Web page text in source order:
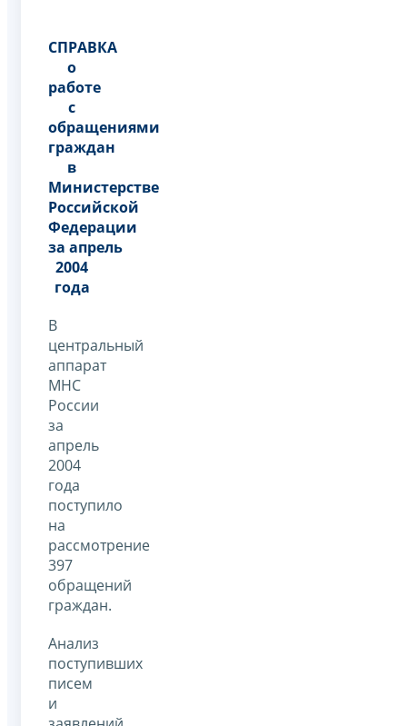
СПРАВКА
о
работе
с
обращениями
граждан
в
Министерстве
Российской
Федерации
за апрель
2004
года
В
центральный
аппарат
МНС
России
за
апрель
2004
года
поступило
на
рассмотрение
397
обращений
граждан.
Анализ
поступивших
писем
и